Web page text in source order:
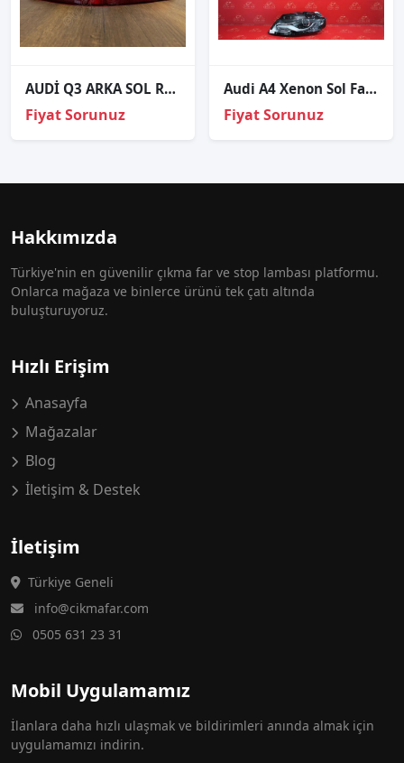
AUDİ Q3 ARKA SOL REFLEKTÖR ORJİNAL 83A945105A
Fiyat Sorunuz
Audi A4 Xenon Sol Far 2008
Fiyat Sorunuz
Hakkımızda
Türkiye'nin en güvenilir çıkma far ve stop lambası platformu.
Onlarca mağaza ve binlerce ürünü tek çatı altında
buluşturuyoruz.
Hızlı Erişim
Anasayfa
Mağazalar
Blog
İletişim & Destek
İletişim
Türkiye Geneli
info@cikmafar.com
0505 631 23 31
Mobil Uygulamamız
İlanlara daha hızlı ulaşmak ve bildirimleri anında almak için
uygulamamızı indirin.